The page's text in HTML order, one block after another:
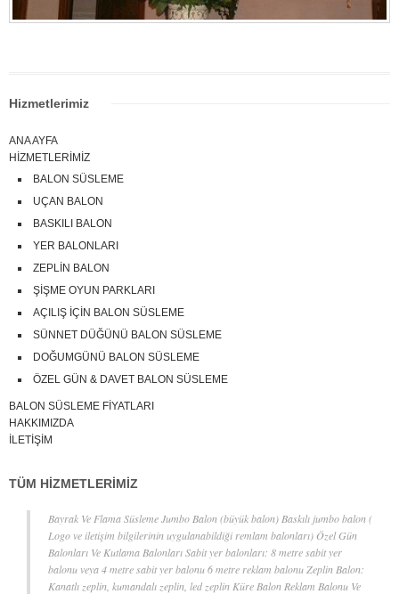
Hizmetlerimiz
ANA AYFA
HİZMETLERİMİZ
BALON SÜSLEME
UÇAN BALON
BASKILI BALON
YER BALONLARI
ZEPLİN BALON
ŞİŞME OYUN PARKLARI
AÇILIŞ İÇİN BALON SÜSLEME
SÜNNET DÜĞÜNÜ BALON SÜSLEME
DOĞUMGÜNÜ BALON SÜSLEME
ÖZEL GÜN & DAVET BALON SÜSLEME
BALON SÜSLEME FİYATLARI
HAKKIMIZDA
İLETİŞİM
TÜM HİZMETLERİMİZ
Bayrak Ve Flama Süsleme Jumbo Balon (büyük balon) Baskılı jumbo balon (
Logo ve iletişim bilgilerinin uygulanabildiği remlam balonları) Özel Gün
Balonları Ve Kutlama Balonları Sabit yer balonları: 8 metre sabit yer
balonu veya 4 metre sabit yer balonu 6 metre reklam balonu Zeplin Balon:
Kanatlı zeplin, kumandalı zeplin, led zeplin Küre Balon Reklam Balonu Ve